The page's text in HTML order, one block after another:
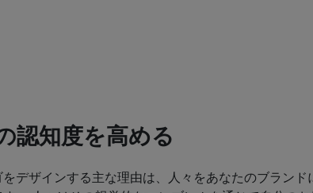
認知度を高める
をデザインする主な理由は、人々をあなたのブランド